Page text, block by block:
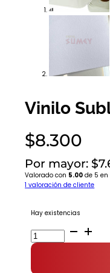
Vinilo
$8.300
Por mayor:
Valorado con 5.00 de 5
1 valoración de cliente
Hay existencias
Vinilo
Subli
Flock